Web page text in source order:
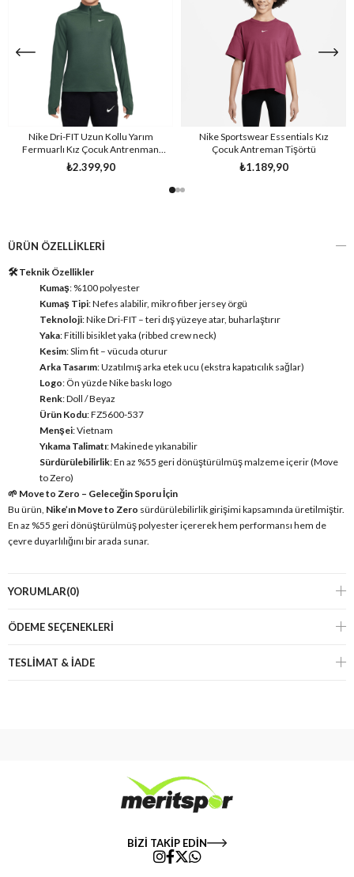
Nike Dri-FIT Uzun Kollu Yarım
Fermuarlı Kız Çocuk Antrenman
Üstü
₺2.399,90
Nike Sportswear Essentials Kız
Çocuk Antreman Tişörtü
₺1.189,90
ÜRÜN ÖZELLIKLERI
🛠️ Teknik Özellikler
Kumaş: %100 polyester
Kumaş Tipi: Nefes alabilir, mikro fiber jersey örgü
Teknoloji: Nike Dri-FIT – teri dış yüzeye atar, buharlaştırır
Yaka: Fitilli bisiklet yaka (ribbed crew neck)
Kesim: Slim fit – vücuda oturur
Arka Tasarım: Uzatılmış arka etek ucu (ekstra kapatıcılık sağlar)
Logo: Ön yüzde Nike baskı logo
Renk: Doll / Beyaz
Ürün Kodu: FZ5600-537
Menşei: Vietnam
Yıkama Talimatı: Makinede yıkanabilir
Sürdürülebilirlik: En az %55 geri dönüştürülmüş malzeme içerir (Move
to Zero)
🌱 Move to Zero – Geleceğin Sporu İçin
Bu ürün, Nike’ın Move to Zero sürdürülebilirlik girişimi kapsamında üretilmiştir.
En az %55 geri dönüştürülmüş polyester içererek hem performansı hem de
çevre duyarlılığını bir arada sunar.
YORUMLAR(0)
ÖDEME SEÇENEKLERI
TESLİMAT & İADE
BİZİ TAKİP EDİN